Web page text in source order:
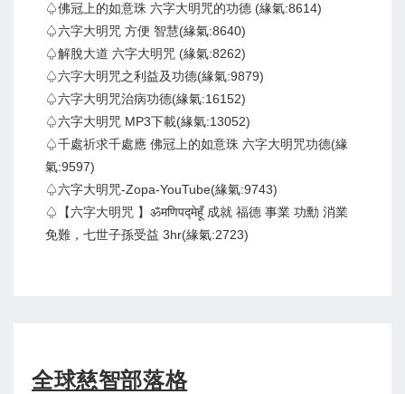
♤佛冠上的如意珠 六字大明咒的功德 (緣氣:8614)
♤六字大明咒 方便 智慧(緣氣:8640)
♤解脫大道 六字大明咒 (緣氣:8262)
♤六字大明咒之利益及功德(緣氣:9879)
♤六字大明咒治病功德(緣氣:16152)
♤六字大明咒 MP3下載(緣氣:13052)
♤千處祈求千處應 佛冠上的如意珠 六字大明咒功德(緣
氣:9597)
♤六字大明咒-Zopa-YouTube(緣氣:9743)
♤【六字大明咒 】ॐमणिपद्मेहूँ 成就 福德 事業 功勳 消業
免難，七世子孫受益 3hr(緣氣:2723)
全球慈智部落格